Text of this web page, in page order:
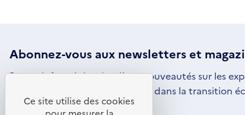
Abonnez-vous aux newsletterset
Restez informé des dernières nouveautés sur les
par l'ADEME pour vous engager dans la transition
S'ABONNER
S'OUVRE
Ce site utilise des cookies